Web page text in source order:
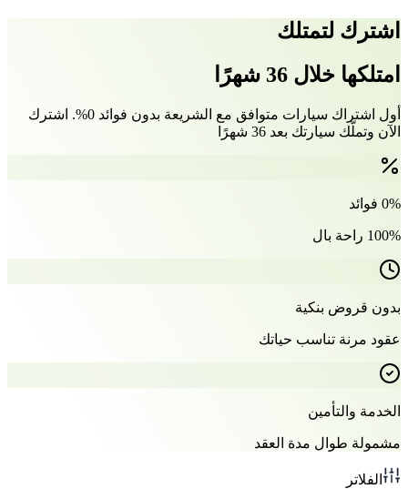
اشترك لتمتلك
امتلكها خلال 36 شهرًا
أول اشتراك سيارات متوافق مع الشريعة بدون فوائد 0%. اشترك
الآن وتملّك سيارتك بعد 36 شهرًا
0% فوائد
100% راحة بال
بدون قروض بنكية
عقود مرنة تناسب حياتك
الخدمة والتأمين
مشمولة طوال مدة العقد
الفلاتر